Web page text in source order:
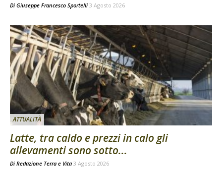
Di Giuseppe Francesco Sportelli 3 Agosto 2026
ATTUALITÀ
Latte, tra caldo e prezzi in calo gli
allevamenti sono sotto...
Di Redazione Terra e Vita 3 Agosto 2026